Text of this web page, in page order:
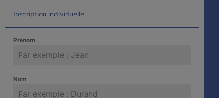
Inscription individuelle
Prénom
Nom